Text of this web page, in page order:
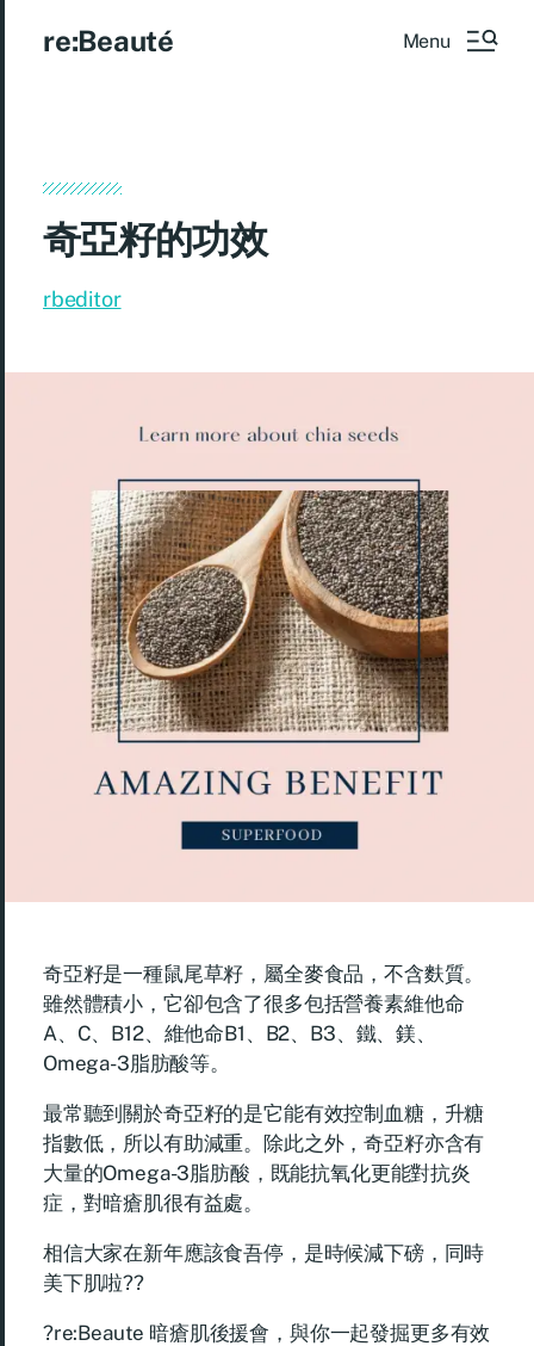
re:Beauté Menu
奇亞籽的功效
rbeditor
奇亞籽是一種鼠尾草籽，屬全麥食品，不含麩質。
雖然體積小，它卻包含了很多包括營養素維他命
A、C、B12、維他命B1、B2、B3、鐵、鎂、
Omega-3脂肪酸等。
最常聽到關於奇亞籽的是它能有效控制血糖，升糖
指數低，所以有助減重。除此之外，奇亞籽亦含有
大量的Omega-3脂肪酸，既能抗氧化更能對抗炎
症，對暗瘡肌很有益處。
相信大家在新年應該食吾停，是時候減下磅，同時
美下肌啦??
?re:Beaute 暗瘡肌後援會，與你一起發掘更多有效